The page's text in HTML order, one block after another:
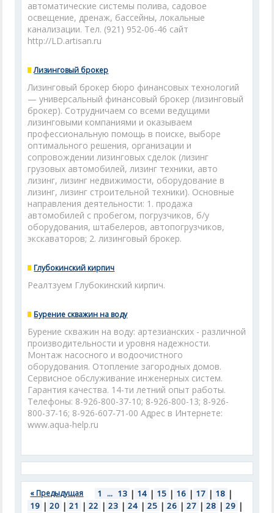
автоматические системы полива, садовое
освещение, дренаж, бассейны, локальные
канализации. Тел. (921) 952-06-46 сайт
http://LD.artisan.ru
Лизинговый брокер
Лизинговый брокер бюро финансовых технологий
— универсальный финансовый брокер (лизинговый
брокер). Сотрудничаем со всеми ведущими
лизинговыми компаниями и оказываем
профессиональную помощь в поиске, выборе
оптимального решения, организации и
сопровождении лизинговых сделок (лизинг
грузовых автомобилей, лизинг техники, авто
лизинг, лизинг недвижимости, оборудование в
лизинг, лизинг строительной техники). Основные
направления деятельности: 1. продажа
автомобилей с пробегом, погрузчиков, б/у
оборудования, штабелеров, автопогрузчиков,
экскаваторов; 2. лизинговый брокер.
Глубокинский кирпич
Реалтзуем Глубокинский кирпич.
Бурение скважин на воду
Бурение скважин на воду: артезианских - различной
производительности и уровня надежности.
Монтаж насосного и водоочистного
оборудования. Отопление загородных домов.
Сервисное обслуживание инженерных систем.
Гарантия качества. 14-ти летний опыт работы.
Телефоны: 8-926-800-37-10; 8-926-800-13; 8-926-
800-37-16; 8-926-607-71-00 Адрес в Интернете:
www.aqua-help.ru
« Предыдущая 1 ... 13 | 14 | 15 | 16 | 17 | 18 |
19 | 20 | 21 | 22 | 23 | 24 | 25 | 26 | 27 | 28 | 29 |